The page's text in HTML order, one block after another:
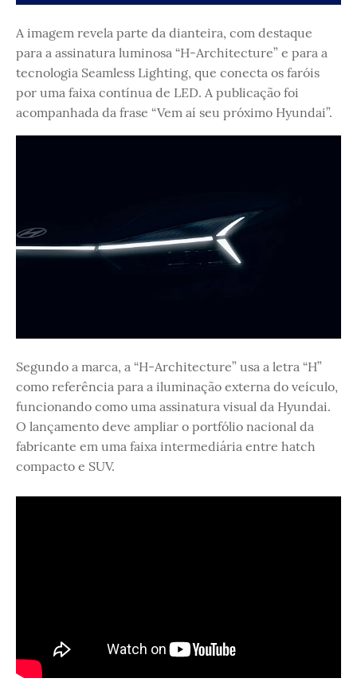
A imagem revela parte da dianteira, com destaque
para a assinatura luminosa “H-Architecture” e para a
tecnologia Seamless Lighting, que conecta os faróis
por uma faixa contínua de LED. A publicação foi
acompanhada da frase “Vem aí seu próximo Hyundai”.
Segundo a marca, a “H-Architecture” usa a letra “H”
como referência para a iluminação externa do veículo,
funcionando como uma assinatura visual da Hyundai.
O lançamento deve ampliar o portfólio nacional da
fabricante em uma faixa intermediária entre hatch
compacto e SUV.